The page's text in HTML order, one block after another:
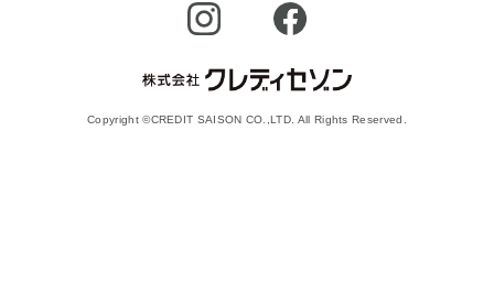
Copyright ©CREDIT SAISON CO.,LTD. All Rights Reserved.